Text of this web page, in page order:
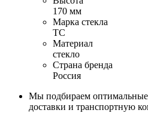
170 мм
Марка стекла
ТС
Материал
стекло
Страна бренда
Россия
Мы подбираем
доставки и транспортную